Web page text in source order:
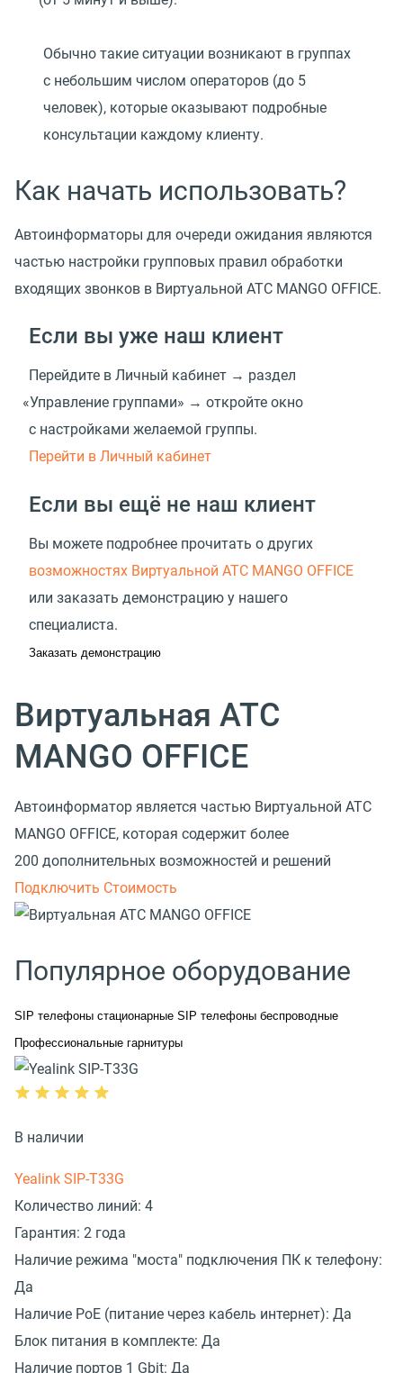
Обычно такие ситуации возникают в группах
с небольшим числом операторов (до 5
человек), которые оказывают подробные
консультации каждому клиенту.
Как начать использовать?
Автоинформаторы для очереди ожидания являются
частью настройки групповых правил обработки
входящих звонков в Виртуальной АТС MANGO OFFICE.
Если вы уже наш клиент
Перейдите в Личный кабинет → раздел
«Управление группами» → откройте окно
с настройками желаемой группы.
Перейти в Личный кабинет
Если вы ещё не наш клиент
Вы можете подробнее прочитать о других
возможностях Виртуальной АТС MANGO OFFICE
или заказать демонстрацию у нашего
специалиста.
Заказать демонстрацию
Виртуальная АТС
MANGO OFFICE
Автоинформатор является частью Виртуальной АТС
MANGO OFFICE, которая содержит более
200 дополнительных возможностей и решений
Подключить Стоимость
Популярное оборудование
SIP телефоны стационарные SIP телефоны беспроводные
Профессиональные гарнитуры
В наличии
Yealink SIP-T33G
Количество линий: 4
Гарантия: 2 года
Наличие режима "моста" подключения ПК к телефону:
Да
Наличие PoE (питание через кабель интернет): Да
Блок питания в комплекте: Да
Наличие портов 1 Gbit: Да